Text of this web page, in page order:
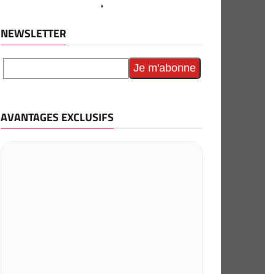
NEWSLETTER
AVANTAGES EXCLUSIFS